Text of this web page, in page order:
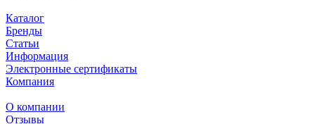
Каталог
Бренды
Статьи
Информация
Электронные сертификаты
Компания
О компании
Отзывы